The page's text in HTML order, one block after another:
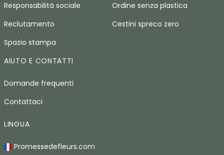
Responsabilità sociale
Reclutamento
Spazio stampa
Ordine senza plastica
Cestini spreco zero
AIUTO E CONTATTI
Domande frequenti
Contattaci
LINGUA
Promessedefleurs.com